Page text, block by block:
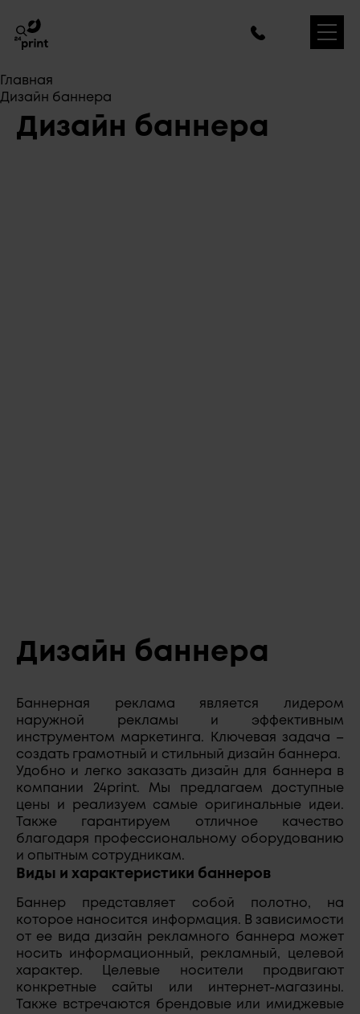
Главная
Дизайн баннера
Дизайн баннера
Дизайн баннера
Баннерная реклама является лидером
наружной рекламы и эффективным
инструментом маркетинга. Ключевая задача –
создать грамотный и стильный дизайн баннера.
Удобно и легко заказать дизайн для баннера в
компании 24print. Мы предлагаем доступные
цены и реализуем самые оригинальные идеи.
Также гарантируем отличное качество
благодаря профессиональному оборудованию
и опытным сотрудникам.
Виды и характеристики баннеров
Баннер представляет собой полотно, на
которое наносится информация. В зависимости
от ее вида дизайн рекламного баннера может
носить информационный, рекламный, целевой
характер. Целевые носители продвигают
конкретные сайты или интернет-магазины.
Также встречаются брендовые или имиджевые